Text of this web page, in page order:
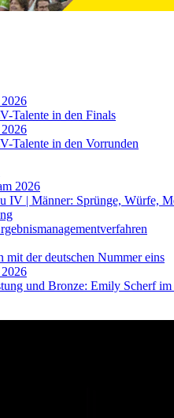
Talente in den Finals
Talente in den Vorrunden
2026
IV | Männer: Sprünge, Würfe,
der deutschen Nummer eins
und Bronze: Emily Scherf